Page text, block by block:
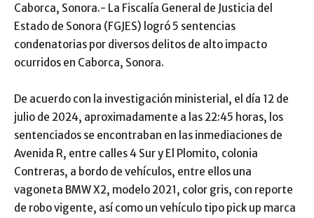
Caborca, Sonora.- La Fiscalía General de Justicia del
Estado de Sonora (FGJES) logró 5 sentencias
condenatorias por diversos delitos de alto impacto
ocurridos en Caborca, Sonora.
De acuerdo con la investigación ministerial, el día 12 de
julio de 2024, aproximadamente a las 22:45 horas, los
sentenciados se encontraban en las inmediaciones de
Avenida R, entre calles 4 Sur y El Plomito, colonia
Contreras, a bordo de vehículos, entre ellos una
vagoneta BMW X2, modelo 2021, color gris, con reporte
de robo vigente, así como un vehículo tipo pick up marca